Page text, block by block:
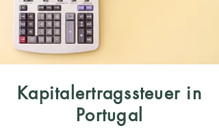
Kapitalertragssteuer in
Portugal